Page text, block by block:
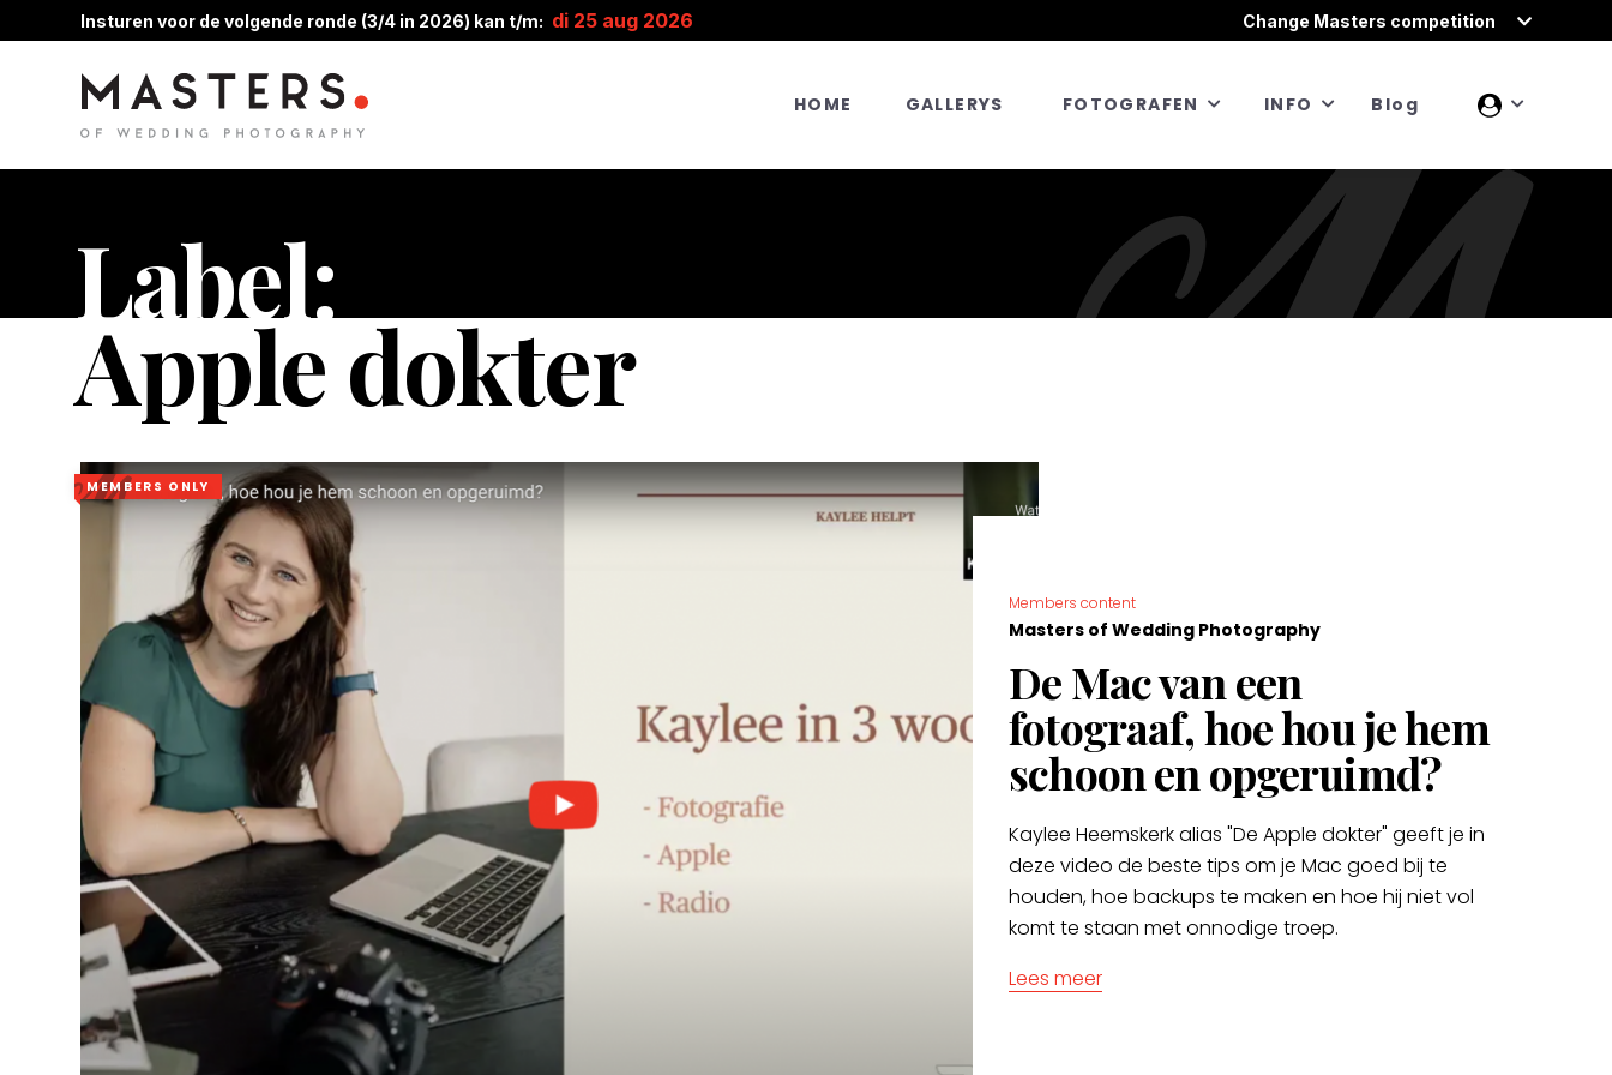
Insturen voor de volgende ronde (3/4 in 2026) kan t/m: di 25 aug 2026 Change Masters competition
HOME GALLERYS FOTOGRAFEN INFO Blog
Label:
Apple dokter
MEMBERS ONLY
Members content
Masters of Wedding Photography
De Mac van een
fotograaf, hoe hou je hem
schoon en opgeruimd?
Kaylee Heemskerk alias "De Apple dokter" geeft je in
deze video de beste tips om je Mac goed bij te
houden, hoe backups te maken en hoe hij niet vol
komt te staan met onnodige troep.
Lees meer